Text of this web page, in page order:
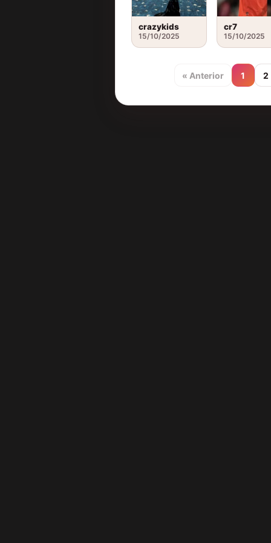
crazykids
15/10/2025
cr7
15/10/2025
« Anterior 1 2